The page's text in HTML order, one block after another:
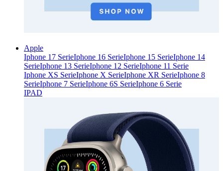
Apple
Iphone 17 SerieIphone 16 SerieIphone 15 SerieIphone 14
SerieIphone 13 SerieIphone 12 SerieIphone 11 Serie
Iphone XS SerieIphone X SerieIphone XR SerieIphone 8
SerieIphone 7 SerieIphone 6S SerieIphone 6 Serie
IPAD